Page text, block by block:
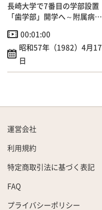
長崎大学で7番目の学部設置
「歯学部」開学へ～附属病院
00:01:00
昭和57年（1982）4月17
日
運営会社
利用規約
特定商取引法に基づく表記
FAQ
プライバシーポリシー